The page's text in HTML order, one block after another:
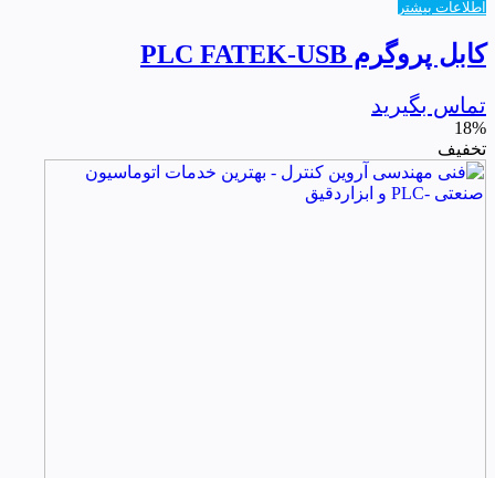
اطلاعات بیشتر
کابل پروگرم PLC FATEK-USB
تماس بگیرید
18%
تخفیف